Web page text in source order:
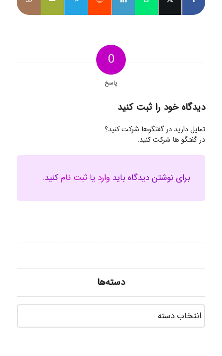
0
پاسخ
دیدگاه خود را ثبت کنید
تمایل دارید در گفتگوها شرکت کنید؟
در گفتگو ها شرکت کنید.
برای نوشتن دیدگاه باید وارد یا ثبت نامکنید.
دسته‌ها